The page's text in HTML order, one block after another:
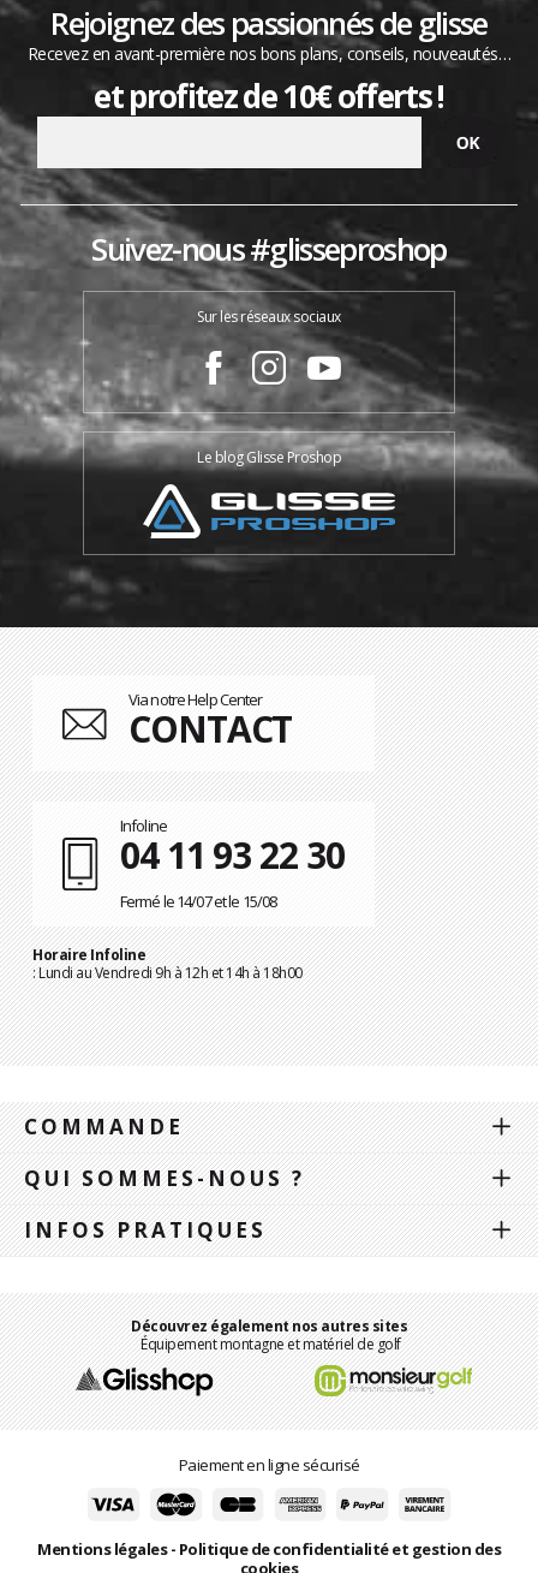
Rejoignez des passionnés de glisse
Recevez en avant-première nos bons plans, conseils, nouveautés…
et profitez de 10€ offerts !
Suivez-nous #glisseproshop
Sur les réseaux sociaux
Le blog Glisse Proshop
Via notre Help Center
CONTACT
Infoline
04 11 93 22 30
Fermé le 14/07 et le 15/08
Horaire Infoline
: Lundi au Vendredi 9h à 12h et 14h à 18h00
COMMANDE
QUI SOMMES-NOUS ?
INFOS PRATIQUES
Découvrez également nos autres sites
Équipement montagne et matériel de golf
Paiement en ligne sécurisé
Mentions légales- Politique de confidentialité et gestion des
cookies